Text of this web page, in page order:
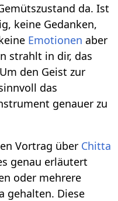
da. Ist
keine Gedanken,
Emotionen aber
strahlt in dir, das
den Geist zur
das
genauer zu
Vortrag über Chitta
genau erläutert
oder mehrere
gehalten. Diese